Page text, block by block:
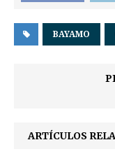
BAYAMO
ARTÍCULOS